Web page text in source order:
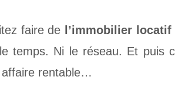
faire de l’immobilier locatif
le temps. Ni le réseau. Et puis
affaire rentable…